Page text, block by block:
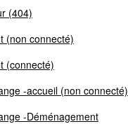
(404)
(non connecté)
(connecté)
-accueil (non connecté)
-Déménagement